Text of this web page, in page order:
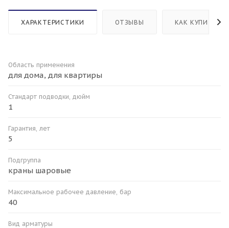
ХАРАКТЕРИСТИКИ ОТЗЫВЫ КАК КУПИТЬ
Область применения
для дома, для квартиры
Стандарт подводки, дюйм
1
Гарантия, лет
5
Подгруппа
краны шаровые
Максимальное рабочее давление, бар
40
Вид арматуры